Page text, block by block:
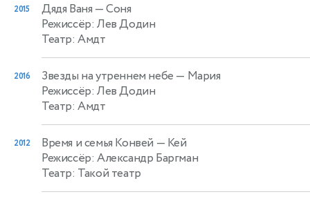
2015 Дядя Ваня — Соня
Режиссёр: Лев Додин
Театр: Амдт
2016 Звезды на утреннем небе — Мария
Режиссёр: Лев Додин
Театр: Амдт
2012 Время и семья Конвей — Кей
Режиссёр: Александр Баргман
Театр: Такой театр